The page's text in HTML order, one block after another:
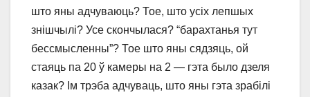
што яны адчуваюць? Тое, што усіх лепшых
знішчылі? Усе скончылася? “барахтанья тут
бессмысленны”? Тое што яны сядзяць, ой
стаяць па 20 ў камеры на 2 ― гэта было дзеля
казак? Ім трэба адчуваць, што яны гэта зрабілі